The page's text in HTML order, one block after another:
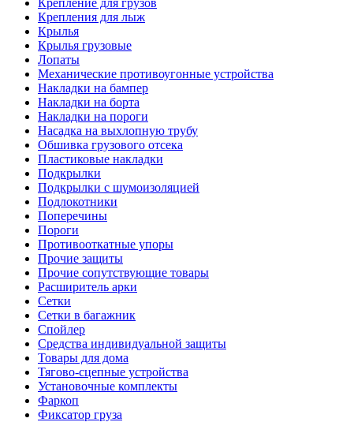
Крепление для грузов
Крепления для лыж
Крылья
Крылья грузовые
Лопаты
Механические противоугонные устройства
Накладки на бампер
Накладки на борта
Накладки на пороги
Насадка на выхлопную трубу
Обшивка грузового отсека
Пластиковые накладки
Подкрылки
Подкрылки с шумоизоляцией
Подлокотники
Поперечины
Пороги
Противооткатные упоры
Прочие защиты
Прочие сопутствующие товары
Расширитель арки
Сетки
Сетки в багажник
Спойлер
Средства индивидуальной защиты
Товары для дома
Тягово-сцепные устройства
Установочные комплекты
Фаркоп
Фиксатор груза